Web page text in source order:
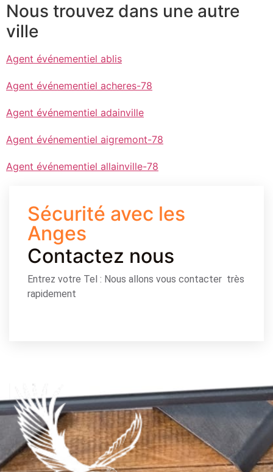
Nous trouvez dans une autre
ville
Agent événementiel ablis
Agent événementiel acheres-78
Agent événementiel adainville
Agent événementiel aigremont-78
Agent événementiel allainville-78
Sécurité avec les
Anges
Contactez nous
Entrez votre Tel : Nous allons vous contacter très
rapidement